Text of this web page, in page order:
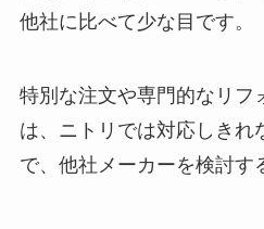
他社に比べて少な目です。
特別な注文や専門的なリフ
は、ニトリでは対応しきれ
で、他社メーカーを検討す